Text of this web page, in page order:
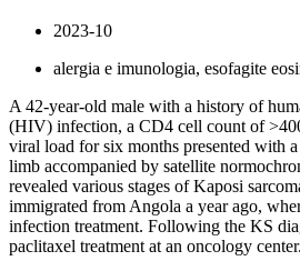
2023-10
alergia e imunologia, esofagite
A 42-year-old male with a history of
(HIV) infection, a CD4 cell count of
viral load for six months presented with
limb accompanied by satellite
revealed various stages of Kaposi
immigrated from Angola a year ago,
infection treatment. Following the KS
paclitaxel treatment at an oncology center.